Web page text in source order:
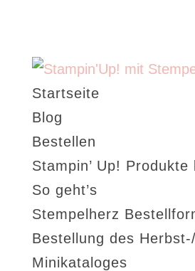
Startseite
Blog
Bestellen
Stampin’ Up!
So geht’s
Stempelherz
Bestellung des
Minikataloges